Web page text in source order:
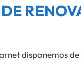
disponemos de